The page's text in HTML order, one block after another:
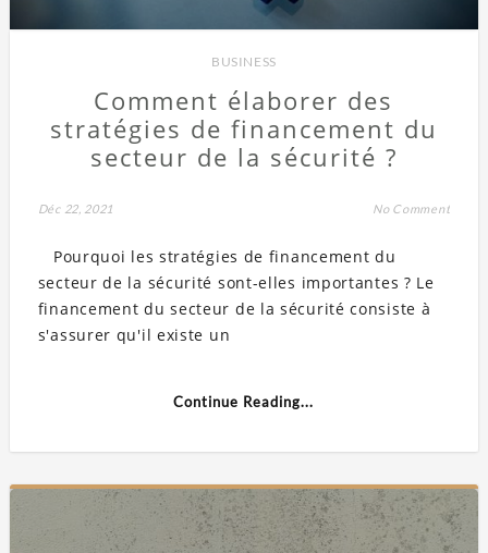
BUSINESS
Comment élaborer des
stratégies de financement du
secteur de la sécurité ?
Déc 22, 2021 No Comment
Pourquoi les stratégies de financement du
secteur de la sécurité sont-elles importantes ? Le
financement du secteur de la sécurité consiste à
s'assurer qu'il existe un
Continue Reading...